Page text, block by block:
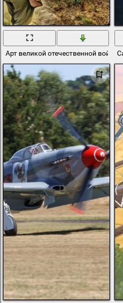
Арт великой отечественной войны